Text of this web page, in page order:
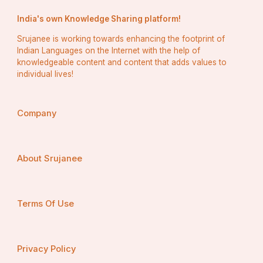
c) लोकगीत और कहानियाँ
d) वैज्ञानिक शोध
उत्तर: c) लोकगीत और कहानियाँ
d) तकनीकी विविधता
India's own Knowledge Sharing platform!
Srujanee is working towards enhancing the footprint of
Indian Languages on the Internet with the help of
knowledgeable content and content that adds values to
individual lives!
Company
About Srujanee
Terms Of Use
Privacy Policy